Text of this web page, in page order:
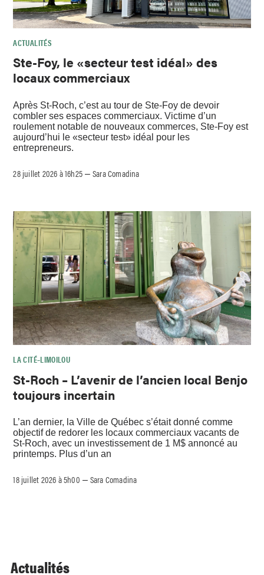
ACTUALITÉS
Ste-Foy, le «secteur test idéal» des
locaux commerciaux
Après St-Roch, c’est au tour de Ste-Foy de devoir
combler ses espaces commerciaux. Victime d’un
roulement notable de nouveaux commerces, Ste-Foy est
aujourd’hui le «secteur test» idéal pour les
entrepreneurs.
28 juillet 2026 à 16h25 –Sara Comadina
LA CITÉ–LIMOILOU
St-Roch – L’avenir de l’ancien local Benjo
toujours incertain
L’an dernier, la Ville de Québec s’était donné comme
objectif de redorer les locaux commerciaux vacants de
St-Roch, avec un investissement de 1 M$ annoncé au
printemps. Plus d’un an
18 juillet 2026 à 5h00 – Sara Comadina
Actualités